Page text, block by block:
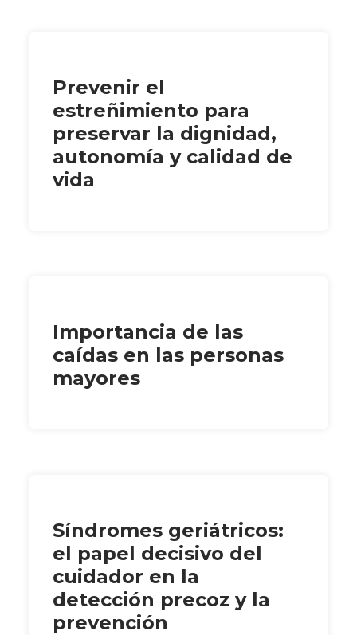
Prevenir el
estreñimiento para
preservar la dignidad,
autonomía y calidad de
vida
Importancia de las
caídas en las personas
mayores
Síndromes geriátricos:
el papel decisivo del
cuidador en la
detección precoz y la
prevención